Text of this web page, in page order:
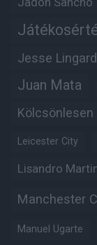
Jesse Lingard
Juan Mata
Kölcsönlesen
Leicester City
Lisandro
Manchester
Manuel Ugarte